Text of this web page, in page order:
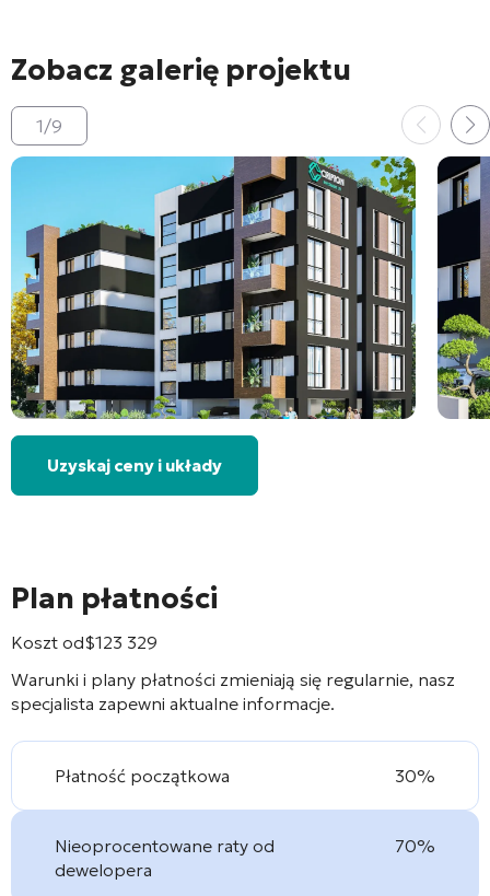
Zobacz galerię projektu
1/9
Uzyskaj ceny i układy
Plan płatności
Koszt od$123 329
Warunki i plany płatności zmieniają się regularnie, nasz
specjalista zapewni aktualne informacje.
Płatność początkowa 30%
Nieoprocentowane raty od
dewelopera
70%